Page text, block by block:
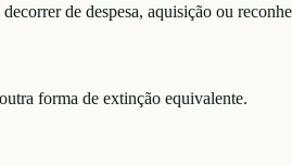
de despesa, aquisição ou
forma de extinção equivalente.